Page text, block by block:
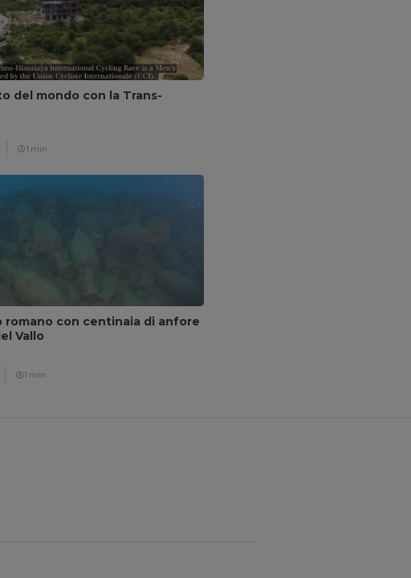
del mondo con la Trans-
1 min
con centinaia di anfore
Vallo
1 min